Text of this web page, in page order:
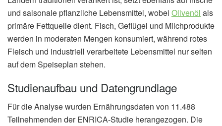
und saisonale pflanzliche Lebensmittel, wobei Olivenöl als
primäre Fettquelle dient. Fisch, Geflügel und Milchprodukte
werden in moderaten Mengen konsumiert, während rotes
Fleisch und industriell verarbeitete Lebensmittel nur selten
auf dem Speiseplan stehen.
Studienaufbau und Datengrundlage
Für die Analyse wurden Ernährungsdaten von 11.488
Teilnehmenden der ENRICA-Studie herangezogen. Die